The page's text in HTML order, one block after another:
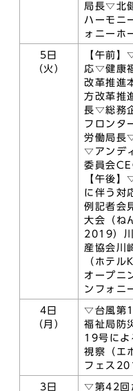
局長▽北
ハーモニ
ォニーホ
5日
（火）
【午前
応▽健康
改革推進
方改革推
長▽総務
フロンタ
労働局長
▽アンデ
委員会
【午後
に伴う対
例記者会
大会（ね
2019）
産協会川
（ホテ
オープニ
ンフォニ
4日
（月）
▽台風第
福祉局防
19号によ
視察（エ
フェス
3日
▽第42回